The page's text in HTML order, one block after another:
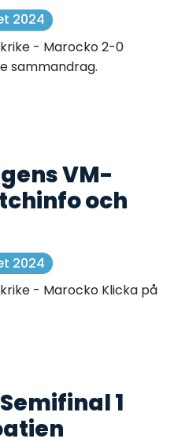
2024
- Marocko 2-0
sammandrag.
VM-
och
2024
- Marocko Klicka på
1